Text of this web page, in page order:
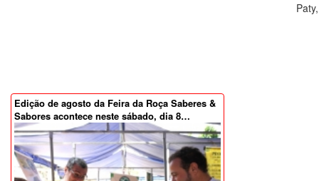
Edição de agosto da Feira da Roça Saberes &
Sabores acontece neste sábado, dia 8…